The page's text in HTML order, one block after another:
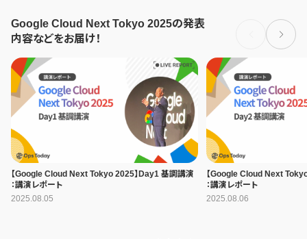
Google Cloud Next Tokyo 2025の発表
内容などをお届け！
【Google Cloud Next Tokyo 2025】Day1 基調講演
：講演レポート
2025.08.05
【Google Cloud Next
：講演レポート
2025.08.06